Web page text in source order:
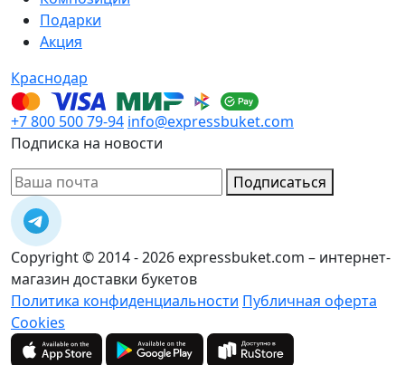
Подарки
Акция
Краснодар
+7 800 500 79-94 info@expressbuket.com
Подписка на новости
Подписаться
Copyright © 2014 - 2026 expressbuket.com – интернет-
магазин доставки букетов
Политика конфиденциальности Публичная оферта
Cookies